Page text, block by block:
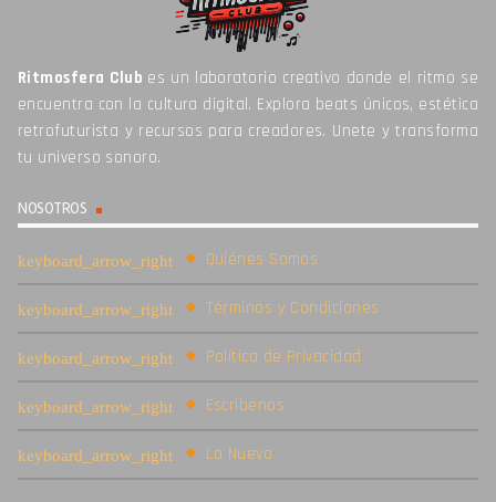
Ritmosfera Club es un laboratorio creativo donde el ritmo se
encuentra con la cultura digital. Explora beats únicos, estética
retrofuturista y recursos para creadores. Unete y transforma
tu universo sonoro.
NOSOTROS
Quiénes Somos
Términos y Condiciones
Política de Privacidad
Escríbenos
Lo Nuevo